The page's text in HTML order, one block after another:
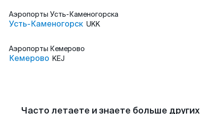
Аэропорты Усть-Каменогорска
Усть-Каменогорск UKK
Аэропорты Кемерово
Кемерово KEJ
Часто летаете и знаете больше других